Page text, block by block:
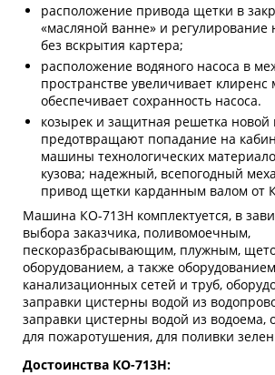
расположение привода щетки в
«масляной ванне» и регулирование
без вскрытия картера;
расположение водяного насоса в
пространстве увеличивает
обеспечивает сохранность насоса.
козырек и защитная решетка новой
предотвращают попадание на
машины технологических
кузова; надежный, всепогодный
привод щетки карданным валом от
Машина КО-713Н комплектуется, в
выбора заказчика, поливомоечным,
пескоразбрасывающим, плужным,
оборудованием, а также
канализационных сетей и труб,
заправки цистерны водой из
заправки цистерны водой из водоема,
для пожаротушения, для поливки
Достоинства КО-713Н: